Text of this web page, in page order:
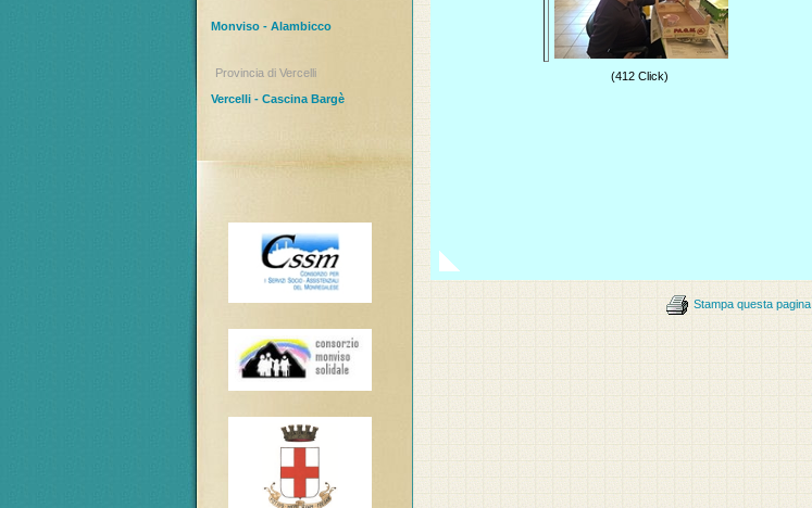
Monviso - Alambicco
Provincia di Vercelli
Vercelli - Cascina Bargè
(412 Click)
Stampa questa pagina